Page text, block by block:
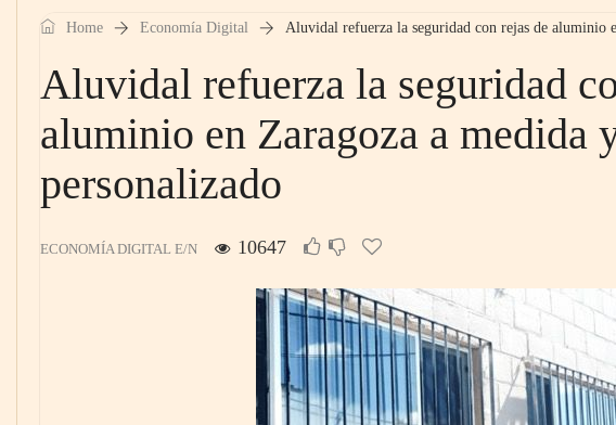
Home Economía Digital Aluvidal refuerza la seguridad con rejas de aluminio
Aluvidal refuerza la seguridad
aluminio en Zaragoza a medida
personalizado
ECONOMÍA DIGITAL E/N 10647